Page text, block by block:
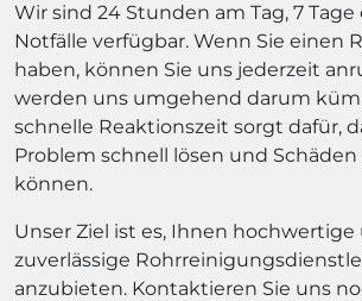
Wir sind 24 Stunden am Tag, 7
Notfälle verfügbar. Wenn Sie einen
haben, können Sie uns jederzeit
werden uns umgehend darum
schnelle Reaktionszeit sorgt dafür,
Problem schnell lösen und
können.
Unser Ziel ist es, Ihnen hochwertige
zuverlässige
anzubieten. Kontaktieren Sie uns